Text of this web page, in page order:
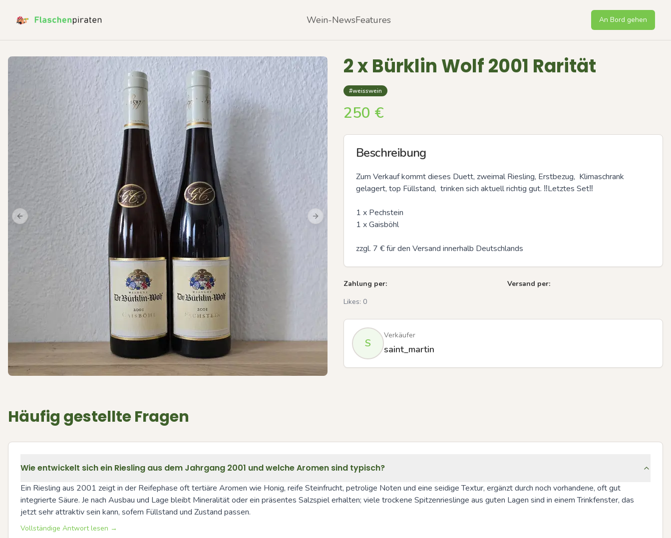
Wein-NewsFeatures An Bord gehen
Previous slide Next slide
2 x Bürklin Wolf 2001 Rarität
#weisswein
250 €
Beschreibung
Zum Verkauf kommt dieses Duett, zweimal Riesling, Erstbezug,  Klimaschrank
gelagert, top Füllstand,  trinken sich aktuell richtig gut. ‼️Letztes Set‼️
1 x Pechstein
1 x Gaisböhl
zzgl. 7 € für den Versand innerhalb Deutschlands
Zahlung per:
Versand per:
Likes: 0
S
Verkäufer
saint_martin
Häufig gestellte Fragen
Wie entwickelt sich ein Riesling aus dem Jahrgang 2001 und welche Aromen sind typisch?
Ein Riesling aus 2001 zeigt in der Reifephase oft tertiäre Aromen wie Honig, reife Steinfrucht, petrolige Noten und eine seidige Textur, ergänzt durch noch vorhandene, oft gut
integrierte Säure. Je nach Ausbau und Lage bleibt Mineralität oder ein präsentes Salzspiel erhalten; viele trockene Spitzenrieslinge aus guten Lagen sind in einem Trinkfenster, das
jetzt sehr attraktiv sein kann, sofern Füllstand und Zustand passen.
Vollständige Antwort lesen →